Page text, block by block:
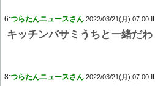
6:つらたんニュースさん 2022/03/21(月) 07:00
キッチンバサミうちと一緒だわ
8:つらたんニュースさん 2022/03/21(月) 07:00